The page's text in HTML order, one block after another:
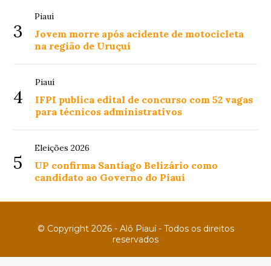
3
Piauí
Jovem morre após acidente de motocicleta
na região de Uruçuí
4
Piauí
IFPI publica edital de concurso com 52 vagas
para técnicos administrativos
5
Eleições 2026
UP confirma Santiago Belizário como
candidato ao Governo do Piauí
© Copyright 2026 - Alô Piauí - Todos os direitos
reservados